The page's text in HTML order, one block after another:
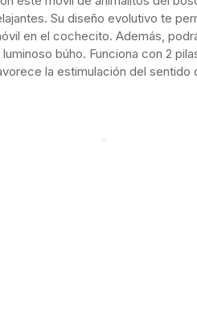
Su diseño evolutivo te
en el cochecito. Además,
luminoso búho. Funciona con 2
la estimulación del sentido